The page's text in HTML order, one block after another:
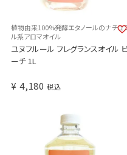
植物由来100%発酵エタノールのナチュ
ル系アロマオイル
ユヌフルール フレグランスオイル
ーチ 1L
¥ 4,180 税込